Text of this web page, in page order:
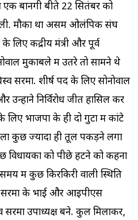
बानगी बीते 22 सितंबर को
मौका था असम ओलंपिक संघ
लिए केंद्रीय मंत्री और पूर्व
मुकाबले में उतरे तो सामने थे
सरमा. शीर्ष पद के लिए सोनोवाल
निर्विरोध जीत हासिल कर
भाजपा के ही दो गुटों में कांटे
कुछ ज्यादा ही तूल पकड़ने लगा
विधायकों को पीछे हटने को कहना
में कुछ किरकिरी वाली स्थिति
के भाई और आइपीएस
सरमा उपाध्यक्ष बने. कुल मिलाकर,